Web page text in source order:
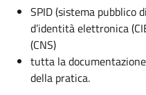
SPID (sistema pubblico
d’identità elettronica
(CNS)
tutta la
della pratica.